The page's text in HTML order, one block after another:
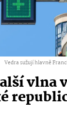
Vedra sužují hlavně
vlna